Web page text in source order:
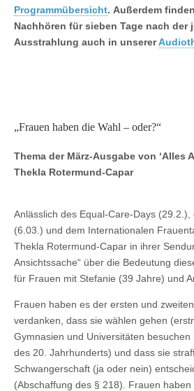
Programmübersicht. Außerdem
Nachhören für sieben Tage nach der
Ausstrahlung auch in unserer
„Frauen haben die Wahl – oder?“
Thema der März-Ausgabe von ‘Alles
Thekla Rotermund-Capar
Anlässlich des Equal-Care-Days
(6.03.) und dem Internationalen
Thekla Rotermund-Capar in ihrer
Ansichtssache“ über die Bedeutung
für Frauen mit Stefanie (39 Jahre) und
Frauen haben es der ersten und
verdanken, dass sie wählen gehen
Gymnasien und Universitäten besuchen
des 20. Jahrhunderts) und dass sie
Schwangerschaft (ja oder nein)
(Abschaffung des § 218). Frauen